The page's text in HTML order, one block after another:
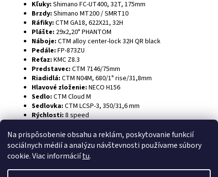
Na prispôsobenie obsahu a reklám, poskytovanie funkcií
sociálnych médií a analýzu návštevnosti používame súbory
cookie. Viac informáciítu.
Kľuky: Shimano FC-UT400, 32T, 175mm
Brzdy: Shimano MT200 / SMRT10
Ráfiky: CTM GA18, 622X21, 32H
Plášte: 29x2,20" PHANTOM
Náboje: CTM alloy center-lock 32H QR black
Pedále: FP-873ZU
Reťaz: KMC Z8.3
Predstavec: CTM 7146/75mm
Riadidlá: CTM N04M, 680/1" rise/31,8mm
Hlavové zloženie: NECO H156
Sedlo: CTM Cloud M
Sedlovka: CTM LCSP-3, 350/31,6 mm
Rýchlosti:8 speed